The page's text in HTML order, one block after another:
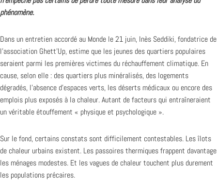
phénomène.
Dans un entretien accordé au Monde le 21 juin, Inès Seddiki, fondatrice de
l’association Ghett’Up, estime que les jeunes des quartiers populaires
seraient parmi les premières victimes du réchauffement climatique. En
cause, selon elle : des quartiers plus minéralisés, des logements
dégradés, l’absence d’espaces verts, les déserts médicaux ou encore des
emplois plus exposés à la chaleur. Autant de facteurs qui entraîneraient
un véritable étouffement « physique et psychologique ».
Sur le fond, certains constats sont difficilement contestables. Les îlots
de chaleur urbains existent. Les passoires thermiques frappent davantage
les ménages modestes. Et les vagues de chaleur touchent plus durement
les populations précaires.